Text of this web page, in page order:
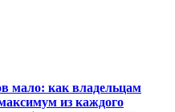
мало: как владельцам
из каждого